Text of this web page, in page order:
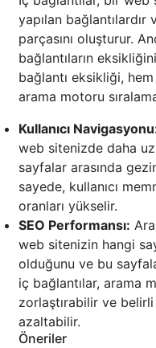
yapılan
parçasını oluşturur.
bağlantıların
bağlantı eksikliği,
arama motoru
Kullanıcı
web sitenizde daha
sayfalar arasında
sayede, kullanıcı
oranları yükselir.
SEO Performansı:
web sitenizin hangi
olduğunu ve bu
iç bağlantılar, arama
zorlaştırabilir ve
azaltabilir.
Öneriler